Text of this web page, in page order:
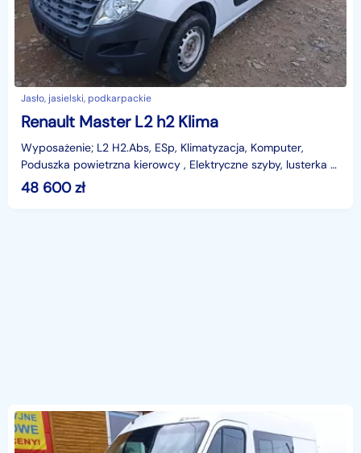
Jasło, jasielski, podkarpackie
Renault Master L2 h2 Klima
Wyposażenie; L2 H2.Abs, ESp, Klimatyzacja, Komputer,
Poduszka powietrzna kierowcy , Elektryczne szyby, lusterka -
ogrzewane, sterowane, Imobilajzer, Centralny za
48 600zł